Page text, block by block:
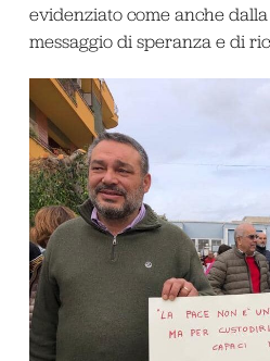
evidenziato come anche
messaggio di speranza e di